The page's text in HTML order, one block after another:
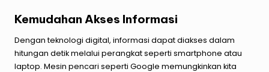
Kemudahan Akses Informasi
Dengan teknologi digital, informasi dapat diakses dalam
hitungan detik melalui perangkat seperti smartphone atau
laptop. Mesin pencari seperti Google memungkinkan kita